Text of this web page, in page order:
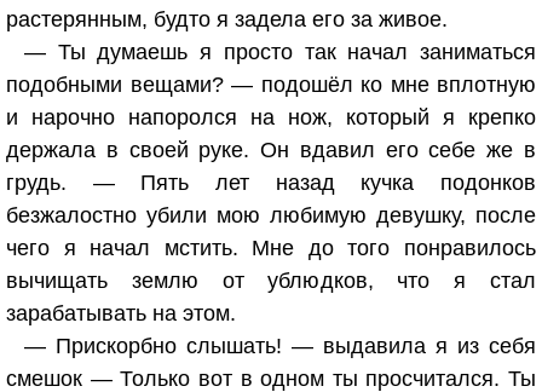
растерянным, будто я задела его за живое.
— Ты думаешь я просто так начал заниматься
подобными вещами? — подошёл ко мне вплотную
и нарочно напоролся на нож, который я крепко
держала в своей руке. Он вдавил его себе же в
грудь. — Пять лет назад кучка подонков
безжалостно убили мою любимую девушку, после
чего я начал мстить. Мне до того понравилось
вычищать землю от ублюдков, что я стал
зарабатывать на этом.
— Прискорбно слышать! — выдавила я из себя
смешок — Только вот в одном ты просчитался. Ты